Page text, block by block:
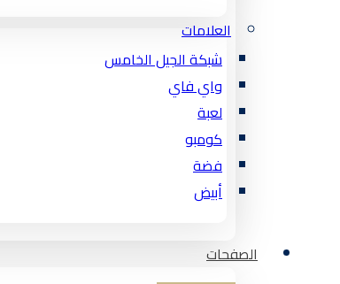
العلامات
شبكة الجيل الخامس
واي فاي
لعبة
كومبو
فضة
أبيض
الصفحات